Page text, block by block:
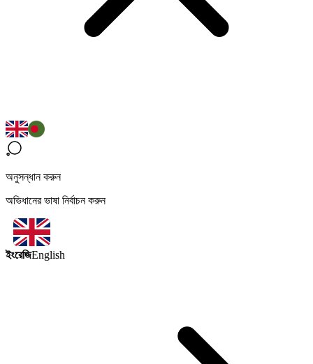
অনুসন্ধান করুন
অভিধানের ভাষা নির্বাচন করুন
ইংরেজিEnglish